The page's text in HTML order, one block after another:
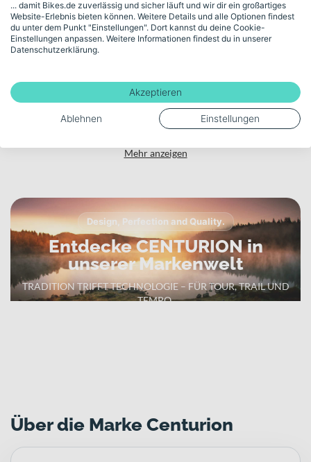
In der Klasse der E-MTB Fullys bietet dir das Centurion Lhasa
R2000 ein stimmiges Gesamtpaket aus kraftvollem Bosch Antrieb,
120 mm Fahrwerk und zuverlässigen SHIMANO Deore 4-Kolben
Bremsen. Die durchdachte Ausstattung, die Straßenzulassung und
E-Bike für Alltag, lange Touren und ambitionierte Trail-Einsätze.
Motor
BOSCH Performance Line CX
Akku-Kapazität (Wh)
800
Mehr anzeigen
Design, Perfection and Quality.
Entdecke CENTURION in
unserer Markenwelt
TRADITION TRIFFT TECHNOLOGIE – FÜR TOUR, TRAIL UND
TEMPO.
Über die Marke Centurion
... damit Bikes.de zuverlässig und sicher läuft und wir dir ein großartiges
Website-Erlebnis bieten können. Weitere Details und alle Optionen findest
du unter dem Punkt "Einstellungen". Dort kannst du deine Cookie-
Einstellungen anpassen. Weitere Informationen findest du in unserer
Datenschutzerklärung.
Akzeptieren
Ablehnen Einstellungen